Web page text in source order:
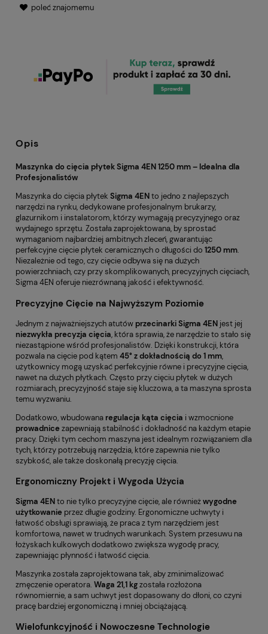
poleć znajomemu
Opis
Maszynka do cięcia płytek Sigma 4EN 1250 mm – Idealna dla
Profesjonalistów
Maszynka do cięcia płytek Sigma 4ENto jedno z najlepszych
narzędzi na rynku, dedykowane profesjonalnym brukarzy,
glazurnikom i instalatorom, którzy wymagają precyzyjnego oraz
wydajnego sprzętu. Została zaprojektowana, by sprostać
wymaganiom najbardziej ambitnych zleceń, gwarantując
perfekcyjne cięcie płytek ceramicznych o długości do 1250 mm.
Niezależnie od tego, czy cięcie odbywa się na dużych
powierzchniach, czy przy skomplikowanych, precyzyjnych cięciach,
Sigma 4EN oferuje niezrównaną jakość i efektywność.
Precyzyjne Cięcie na Najwyższym Poziomie
Jednym z najważniejszych atutów przecinarki Sigma 4EN jest jej
niezwykła precyzja cięcia, która sprawia, że narzędzie to stało się
niezastąpione wśród profesjonalistów. Dzięki konstrukcji, która
pozwala na cięcie pod kątem 45° z dokładnością do 1 mm,
użytkownicy mogą uzyskać perfekcyjnie równe i precyzyjne cięcia,
nawet na dużych płytkach. Często przy cięciu płytek w dużych
rozmiarach, precyzyjność staje się kluczowa, a ta maszyna sprosta
temu wyzwaniu.
Dodatkowo, wbudowana regulacja kąta cięcia i wzmocnione
prowadnicezapewniają stabilność i dokładność na każdym etapie
pracy. Dzięki tym cechom maszyna jest idealnym rozwiązaniem dla
tych, którzy potrzebują narzędzia, które zapewnia nie tylko
szybkość, ale także doskonałą precyzję cięcia.
Ergonomiczny Projekt i Wygoda Użycia
Sigma 4ENto nie tylko precyzyjne cięcie, ale równieżwygodne
użytkowanie przez długie godziny. Ergonomiczne uchwyty i
łatwość obsługi sprawiają, że praca z tym narzędziem jest
komfortowa, nawet w trudnych warunkach. System przesuwu na
łożyskach kulkowych dodatkowo zwiększa wygodę pracy,
zapewniając płynność i łatwość cięcia.
Maszynka została zaprojektowana tak, aby zminimalizować
zmęczenie operatora. Waga 21,1 kgzostała rozłożona
równomiernie, a sam uchwyt jest dopasowany do dłoni, co czyni
pracę bardziej ergonomiczną i mniej obciążającą.
Wielofunkcyjność i Nowoczesne Technologie